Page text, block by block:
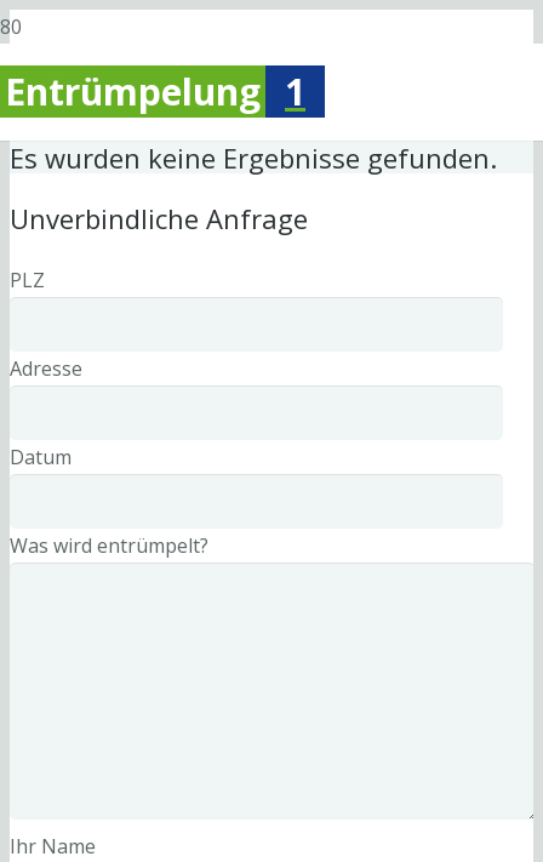
Entrümpelung 1
Es wurden keine Ergebnisse gefunden.
Unverbindliche Anfrage
PLZ
Adresse
Datum
Was wird entrümpelt?
Ihr Name